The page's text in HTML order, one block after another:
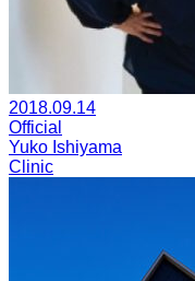
2018.09.14
Official
Yuko Ishiyama
Clinic